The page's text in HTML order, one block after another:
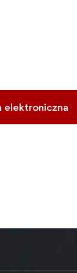
elektroniczna